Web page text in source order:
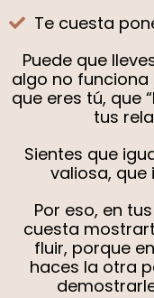
Te cuesta
Puede que
algo no funciona
que eres tú, que
tus
Sientes que
valiosa, que
Por eso, en
cuesta
fluir, porque
haces la otra